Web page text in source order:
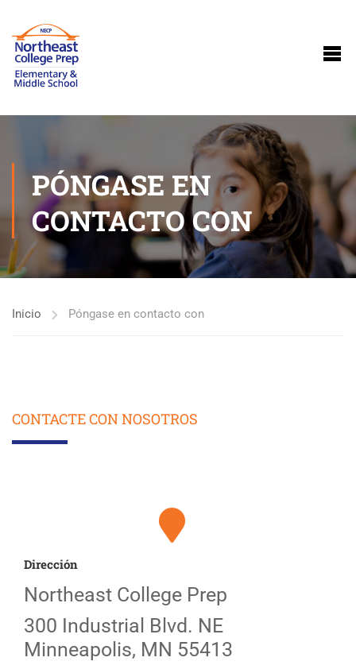
PÓNGASE EN
CONTACTO CON
Inicio Póngase en contacto con
CONTACTE CON NOSOTROS
Dirección
Northeast College Prep
300 Industrial Blvd. NE
Minneapolis, MN 55413